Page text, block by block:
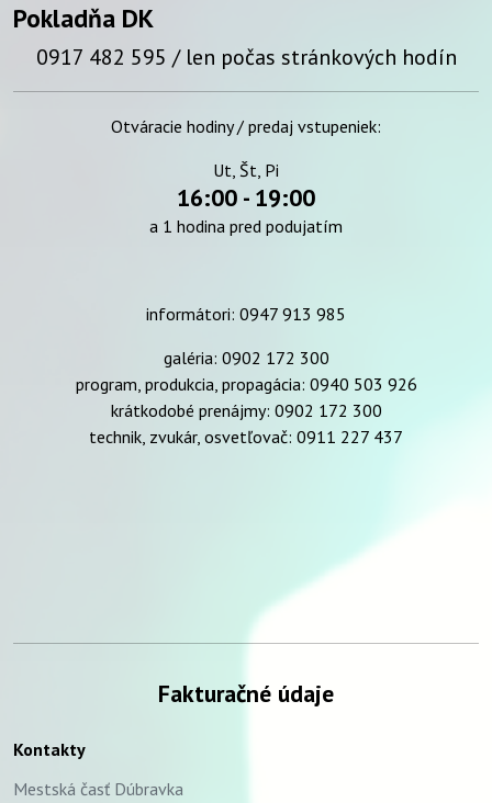
Pokladňa DK
0917 482 595 / len počas stránkových hodín
Otváracie hodiny / predaj vstupeniek:
Ut, Št, Pi
16:00 - 19:00
a 1 hodina pred podujatím
informátori: ​0947 913 985
galéria: 0902 172 300
program, produkcia, propagácia: 0940 503 926
krátkodobé prenájmy: 0902 172 300
technik, zvukár, osvetľovač: 0911 227 437
Fakturačné údaje
Kontakty
Mestská časť Dúbravka